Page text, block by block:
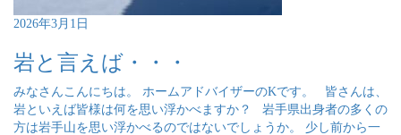
2026年3月1日
岩と言えば・・・
みなさんこんにちは。 ホームアドバイザーのKです。 皆さんは、
岩といえば皆様は何を思い浮かべますか？ 岩手県出身者の多くの
方は岩手山を思い浮かべるのではないでしょうか。 少し前から一